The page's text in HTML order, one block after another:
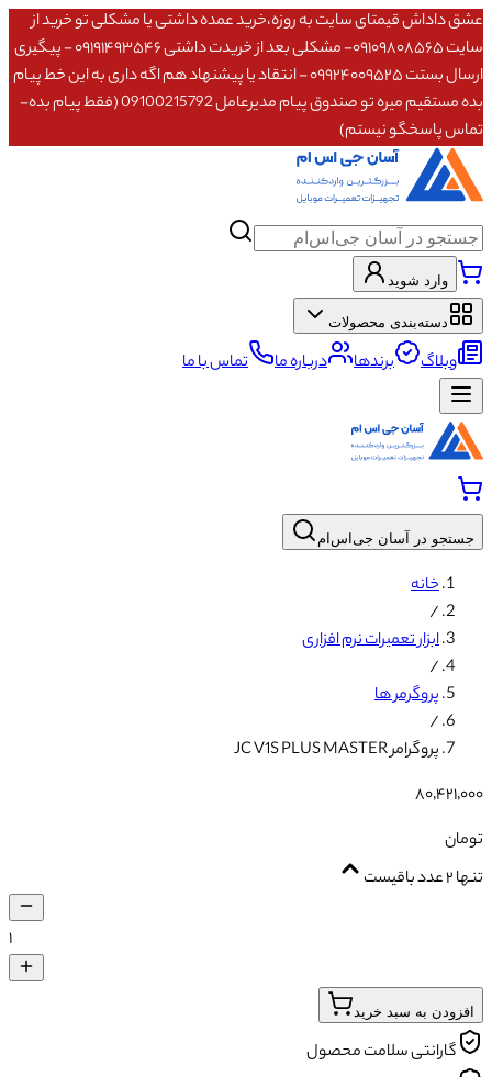
عشق داداش قیمتای سایت به روزه،خرید عمده داشتی یا مشکلی تو خرید از
سایت ۰۹۱۰۹۸۰۸۵۶۵- مشکلی بعد از خریدت داشتی ۰۹۱۹۱۴۹۳۵۴۶ - پیگیری
ارسال بستت ۰۹۹۲۴۰۰۹۵۲۵ - انتقاد یا پیشنهاد هم اگه داری به این خط پیام
بده مستقیم میره تو صندوق پیام مدیرعامل 09100215792 (فقط پیام بده-
تماس پاسخگو نیستم)
وارد شوید
دسته‌بندی محصولات
وبلاگ برندها درباره ما تماس با ما
جستجو در آسان جی‌اس‌ام
خانه
/
ابزار تعمیرات نرم افزاری
/
پروگرمر ها
/
پروگرامر JC V1S PLUS MASTER
۸۰٬۴۲۱٬۰۰۰
تومان
تنها ۲ عدد باقیست
۱
افزودن به سبد خرید
گارانتی سلامت محصول